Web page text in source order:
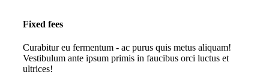
Fixed fees
Curabitur eu fermentum - ac purus quis metus aliquam!
Vestibulum ante ipsum primis in faucibus orci luctus et
ultrices!